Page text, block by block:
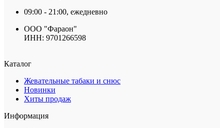
09:00 - 21:00, ежедневно
ООО "Фараон"
ИНН: 9701266598
Каталог
Жевательные табаки и снюс
Новинки
Хиты продаж
Информация